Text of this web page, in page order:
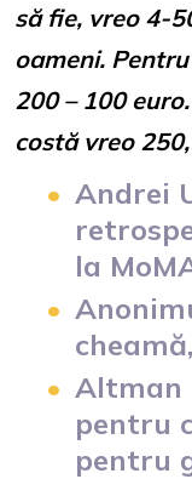
să fie, vreo 4-
oameni.
200 – 100
costă vreo
Andrei
la
Altman
pentru
pentru